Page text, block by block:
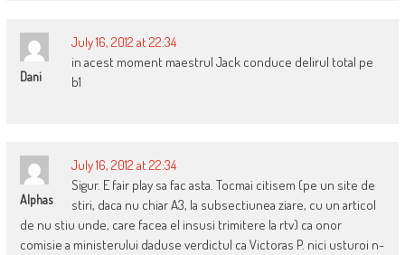
Dani
July 16, 2012 at 22:34
in acest moment maestrul Jack conduce delirul total pe
b1
Alphas
July 16, 2012 at 22:34
Sigur. E fair play sa fac asta. Tocmai citisem (pe un site de
stiri, daca nu chiar A3, la subsectiunea ziare, cu un articol
de nu stiu unde, care facea el insusi trimitere la rtv) ca onor
comisie a ministerului daduse verdictul ca Victoras P. nici usturoi n-